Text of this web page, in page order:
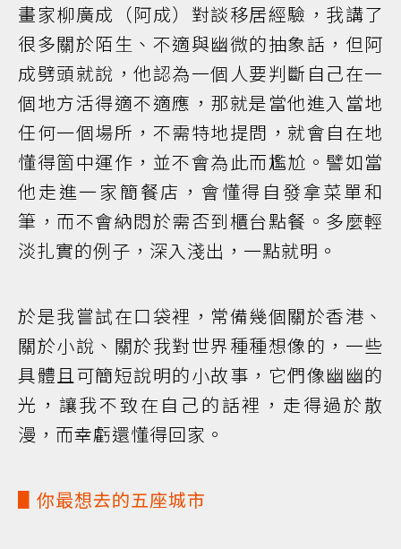
畫家柳廣成（阿成）對談移居經驗，我講了
很多關於陌生、不適與幽微的抽象話，但阿
成劈頭就說，他認為一個人要判斷自己在一
個地方活得適不適應，那就是當他進入當地
任何一個場所，不需特地提問，就會自在地
懂得箇中運作，並不會為此而尷尬。譬如當
他走進一家簡餐店，會懂得自發拿菜單和
筆，而不會納悶於需否到櫃台點餐。多麼輕
淡扎實的例子，深入淺出，一點就明。
於是我嘗試在口袋裡，常備幾個關於香港、
關於小說、關於我對世界種種想像的，一些
具體且可簡短說明的小故事，它們像幽幽的
光，讓我不致在自己的話裡，走得過於散
漫，而幸虧還懂得回家。
▋你最想去的五座城市